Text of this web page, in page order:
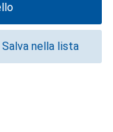
Salva nella lista